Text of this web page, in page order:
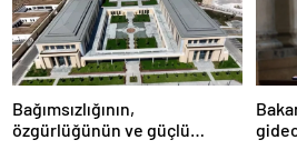
Bağımsızlığının,
özgürlüğünün ve güçlü